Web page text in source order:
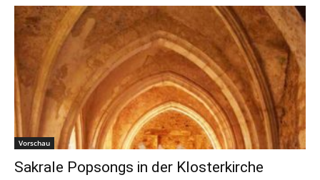
Vorschau
Sakrale Popsongs in der Klosterkirche